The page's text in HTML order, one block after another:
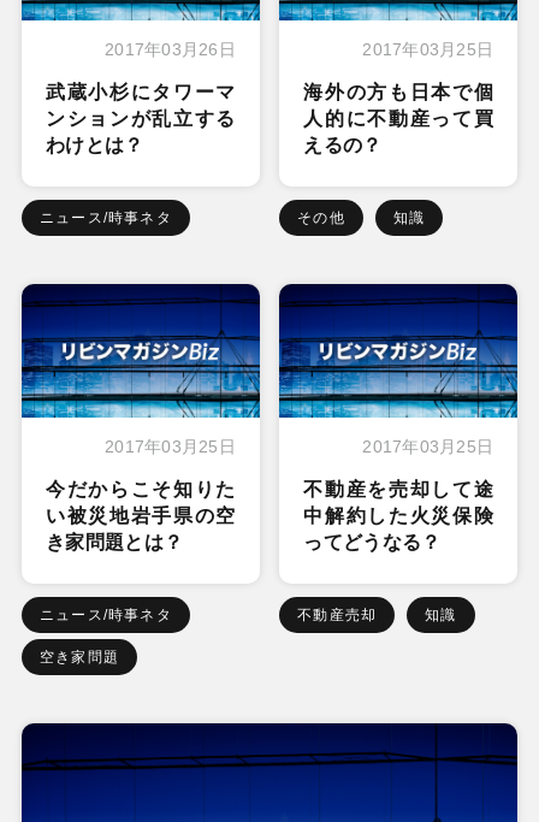
2017年03月26日
武蔵小杉にタワーマ
ンションが乱立する
わけとは？
ニュース/時事ネタ
2017年03月25日
海外の方も日本で個
人的に不動産って買
えるの？
その他 知識
2017年03月25日
今だからこそ知りた
い被災地岩手県の空
き家問題とは？
ニュース/時事ネタ
空き家問題
2017年03月25日
不動産を売却して途
中解約した火災保険
ってどうなる？
不動産売却 知識